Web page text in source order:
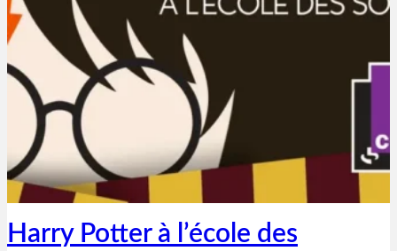
Thibaut Parent
6 juin 2020
Harry Potter à l’école des